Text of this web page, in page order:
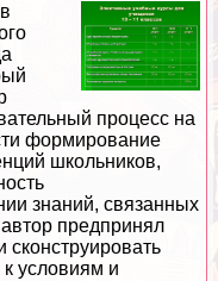
процесс на
формирование
школьников,
знаний, связанных
предпринял
сконструировать
условиям и